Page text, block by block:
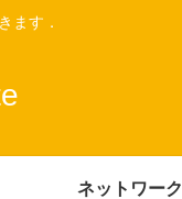
ます．
ネットワーク